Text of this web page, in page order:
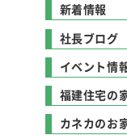
新着情報
社長ブログ
イベント情
福建住宅の
カネカのお